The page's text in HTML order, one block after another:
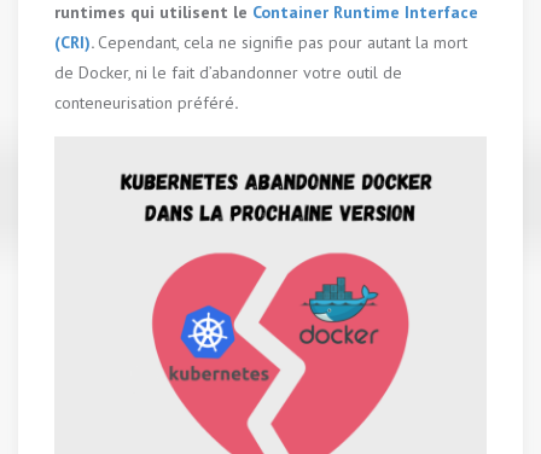
runtimes qui utilisent le Container Runtime Interface
(CRI). Cependant, cela ne signifie pas pour autant la mort
de Docker, ni le fait d’abandonner votre outil de
conteneurisation préféré.